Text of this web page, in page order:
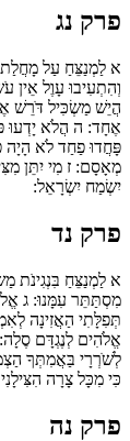
פרק נג
א לַמְנַצֵּחַ עַל
וְהִתְעִיבוּ עָוֶל אֵין
הֲיֵשׁ מַשְׂכִּיל דֹּרֵשׁ
אֶחָד: ה הֲלֹא יָדְעוּ
פָּחֲדוּ פַחַד לֹא הָיָה
מְאָסָם: ז מִי יִתֵּן
יִשְׂמַח יִשְׂרָאֵל:
פרק נד
א לַמְנַצֵּחַ בִּנְגִינֹת
מִסְתַּתֵּר עִמָּנוּ: ג
תְּפִלָּתִי הַאֲזִינָה
אֱלֹהִים לְנֶגְדָּם סֶלָה:
לְשֹׁרְרָי בַּאֲמִתְּךָ
כִּי מִכָּל צָרָה
פרק נה